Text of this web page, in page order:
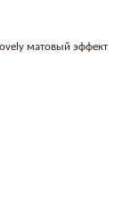
матовый эффект